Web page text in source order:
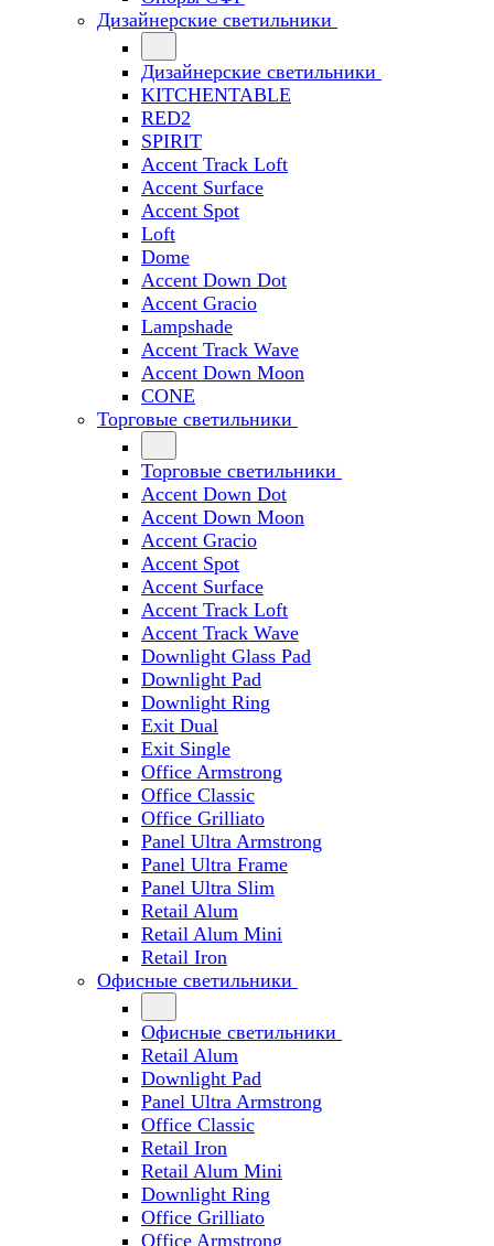
Дизайнерские светильники
Дизайнерские светильники
KITCHENTABLE
RED2
SPIRIT
Accent Track Loft
Accent Surface
Accent Spot
Loft
Dome
Accent Down Dot
Accent Gracio
Lampshade
Accent Track Wave
Accent Down Moon
CONE
Торговые светильники
Торговые светильники
Accent Down Dot
Accent Down Moon
Accent Gracio
Accent Spot
Accent Surface
Accent Track Loft
Accent Track Wave
Downlight Glass Pad
Downlight Pad
Downlight Ring
Exit Dual
Exit Single
Office Armstrong
Office Classic
Office Grilliato
Panel Ultra Armstrong
Panel Ultra Frame
Panel Ultra Slim
Retail Alum
Retail Alum Mini
Retail Iron
Офисные светильники
Офисные светильники
Retail Alum
Downlight Pad
Panel Ultra Armstrong
Office Classic
Retail Iron
Retail Alum Mini
Downlight Ring
Office Grilliato
Office Armstrong